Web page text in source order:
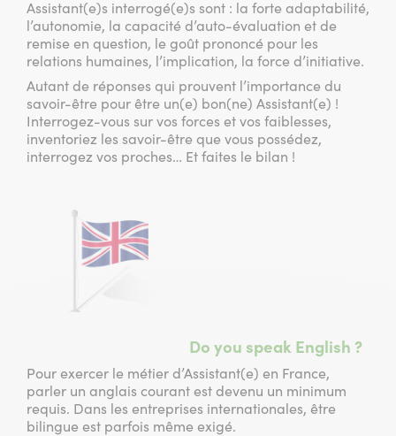
Assistant(e)s interrogé(e)s sont : la forte adaptabilité,
l’autonomie, la capacité d’auto-évaluation et de
remise en question, le goût prononcé pour les
relations humaines, l’implication, la force d’initiative.
Autant de réponses qui prouvent l’importance du
savoir-être pour être un(e) bon(ne) Assistant(e) !
Interrogez-vous sur vos forces et vos faiblesses,
inventoriez les savoir-être que vous possédez,
interrogez vos proches… Et faites le bilan !
Do you speak English ?
Pour exercer le métier d’Assistant(e) en France,
parler un anglais courant est devenu un minimum
requis. Dans les entreprises internationales, être
bilingue est parfois même exigé.